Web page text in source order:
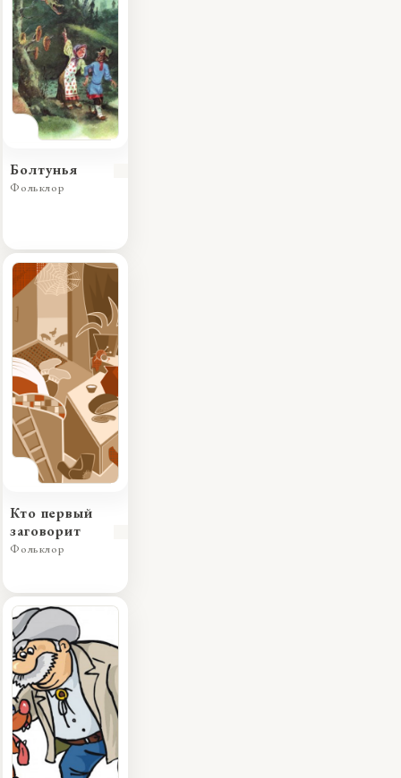
Болтунья
Фольклор
Кто первый
заговорит
Фольклор